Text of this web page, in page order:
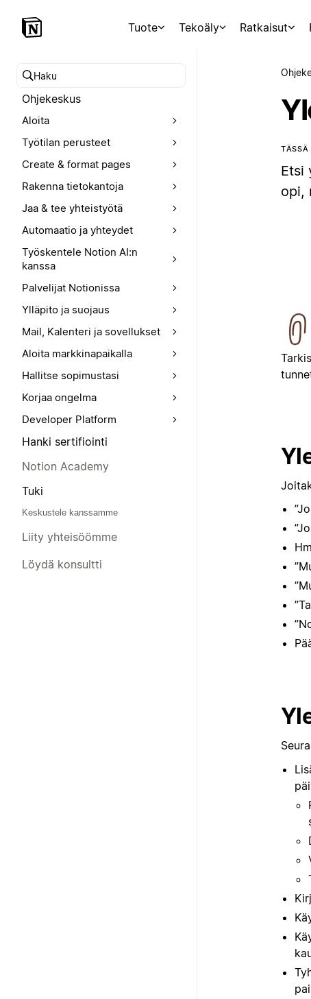
Tuote Tekoäly Ratkaisut
Hae ohjekeskuksesta
Ohjekeskus
Aloita
Työtilan perusteet
Create & format pages
Rakenna tietokantoja
Jaa & tee yhteistyötä
Automaatio ja yhteydet
Työskentele Notion AI:n
kanssa
Palvelijat Notionissa
Ylläpito ja suojaus
Mail, Kalenteri ja sovellukset
Aloita markkinapaikalla
Hallitse sopimustasi
Korjaa ongelma
Developer Platform
Hanki sertifiointi
Notion Academy
Tuki
Keskustele kanssamme
Liity yhteisöömme
Löydä konsultti
TÄSSÄ
Etsi
opi,